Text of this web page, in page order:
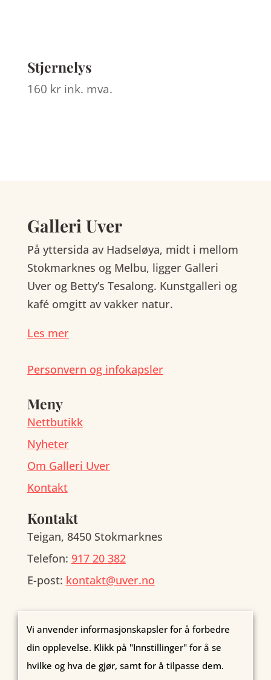
Stjernelys
160 kr ink. mva.
Galleri Uver
På yttersida av Hadseløya, midt i mellom
Stokmarknes og Melbu, ligger Galleri
Uver og Betty’s Tesalong. Kunstgalleri og
kafé omgitt av vakker natur.
Les mer
Personvern og infokapsler
Meny
Nettbutikk
Nyheter
Om Galleri Uver
Kontakt
Kontakt
Teigan, 8450 Stokmarknes
Telefon: 917 20 382
E-post: kontakt@uver.no
Kopibeskyttet © Galleri Uver AS. Organisasjonsnr.:
923 826 289
Vi anvender informasjonskapsler for å forbedre
din opplevelse. Klikk på "Innstillinger" for å se
hvilke og hva de gjør, samt for å tilpasse dem.